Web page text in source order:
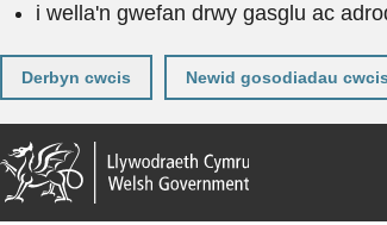
i wella'n gwefan drwy gasglu ac
Derbyn cwcis Newid gosodiadau cwcis